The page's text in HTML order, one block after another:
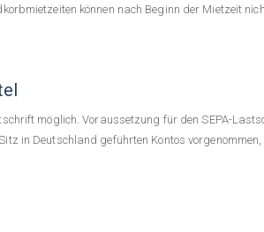
können nach Beginn der Mietzeit
möglich. Voraussetzung für den SEPA-
in Deutschland geführten Kontos